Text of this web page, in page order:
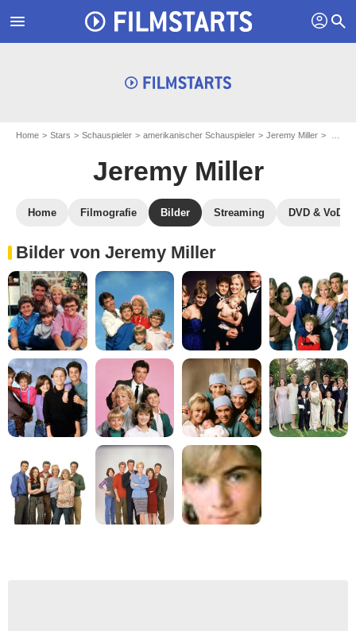
menu profil search
Home Stars Schauspieler amerikanischer Schauspieler Jeremy Miller
Jeremy Miller
Home Filmografie Bilder Streaming DVD & VoD
Bilder von Jeremy Miller